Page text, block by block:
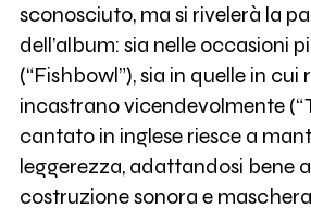
sconosciuto, ma si rivelerà la
dell’album: sia nelle occasioni
(“Fishbowl”), sia in quelle in cui
incastrano vicendevolmente
cantato in inglese riesce a
leggerezza, adattandosi bene
costruzione sonora e